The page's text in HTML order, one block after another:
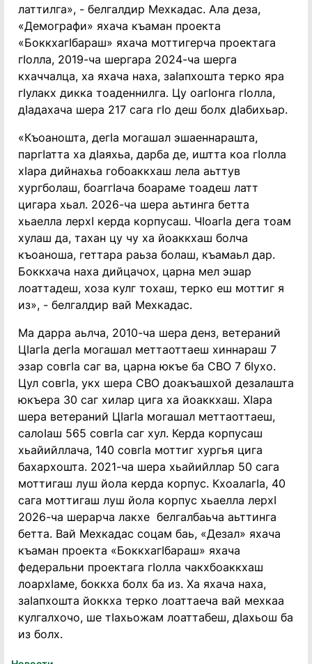
латтилга», - белгалдир Мехкадас. Ала деза,
«Демографи» яхача къаман проекта
«Боккхагӏбараш» яхача моттигерча проектага
гӏолла, 2019-ча шергара 2024-ча шерга
кхаччалца, ха яхача наха, заӏапхошта терко яра
гӏулакх дикка тоаденнилга. Цу оагӏонга гӏолла,
дӏадахача шера 217 сага гӏо деш болх дӏабихьар.
«Къоаношта, дегӏа могашал эшаеннарашта,
паргӏатта ха дӏаяхьа, дарба де, иштта коа гӏолла
хӏара дийнахьа гобоаккхаш лела аьттув
хургболаш, боаггӏача боараме тоадеш латт
цигара хьал. 2026-ча шера аьтинга бетта
хьаелла лерхӏ керда корпусаш. Чӏоагӏа дега тоам
хулаш да, тахан цу чу ха йоаккхаш болча
къоаноша, геттара раьза болаш, къамаьл дар.
Боккхача наха дийцачох, царна мел эшар
лоаттадеш, хоза кулг тохаш, терко еш моттиг я
из», - белгалдир вай Мехкадас.
Ма дарра аьлча, 2010-ча шера денз, ветераний
Цӏагӏа дегӏа могашал меттаоттаеш хиннараш 7
эзар совгӏа саг ва, царна юкъе ба СВО 7 бӏухо.
Цул совгӏа, укх шера СВО доакъашхой дезалашта
юкъера 30 саг хилар цига ха йоаккхаш. Хӏара
шера ветераний Цӏагӏа могашал меттаоттаеш,
салоӏаш 565 совгӏа саг хул. Керда корпусаш
хьайийллача, 140 совгӏа моттиг хургья цига
бахархошта. 2021-ча шера хьайийллар 50 сага
моттигаш луш йола керда корпус. Кхоалагӏа, 40
сага моттигаш луш йола корпус хьаелла лерхӏ
2026-ча шерарча лакхе белгалбаьча аьттинга
бетта. Вай Мехкадас соцам баь, «Дезал» яхача
къаман проекта «Боккхагӏбараш» яхача
федеральни проектага гӏолла чакхбоаккхаш
лоархӏаме, боккха болх ба из. Ха яхача наха,
заӏапхошта йоккха терко лоаттаеча вай мехкаа
кулгалхочо, ше тӏахьожам лоаттабеш, дӏахьош ба
из болх.